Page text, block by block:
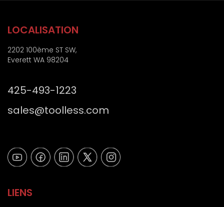
LOCALISATION
2202 100ème ST SW,
Everett WA 98204
425-493-1223
sales@toolless.com
LIENS